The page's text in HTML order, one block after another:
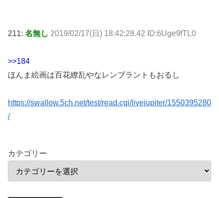
211: 名無し 2019/02/17(日) 18:42:28.42 ID:6Uge9fTL0
>>184
ほんま絵画は百花繚乱やなレンブラントもおるし
https://swallow.5ch.net/test/read.cgi/livejupiter/1550395280
/
カテゴリー